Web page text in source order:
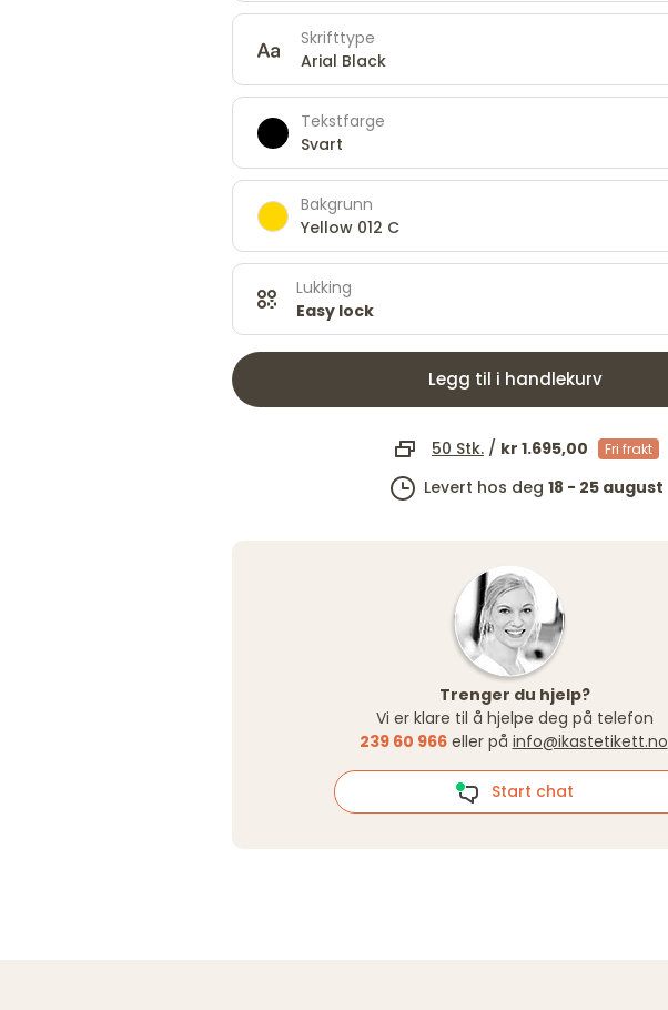
Skrifttype
Arial Black
Tekstfarge
Svart
Bakgrunn
Yellow 012 C
Lukking
Easy lock
Legg til i handlekurv
50 Stk. / kr 1.695,00 Fri frakt
Levert hos deg 18 - 25 august
Trenger du hjelp?
Vi er klare til å hjelpe deg på telefon
239 60 966 eller på info@ikastetikett.no
Start chat